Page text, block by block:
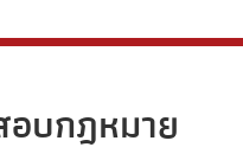
อบกฎหมาย